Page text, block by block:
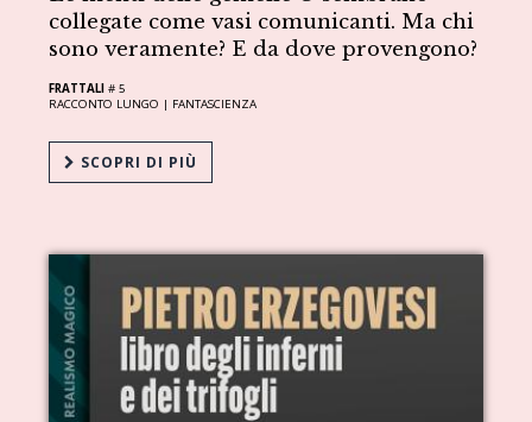
collegate come vasi comunicanti. Ma chi
sono veramente? E da dove provengono?
FRATTALI # 5
RACCONTO LUNGO | FANTASCIENZA
SCOPRI DI PIÙ